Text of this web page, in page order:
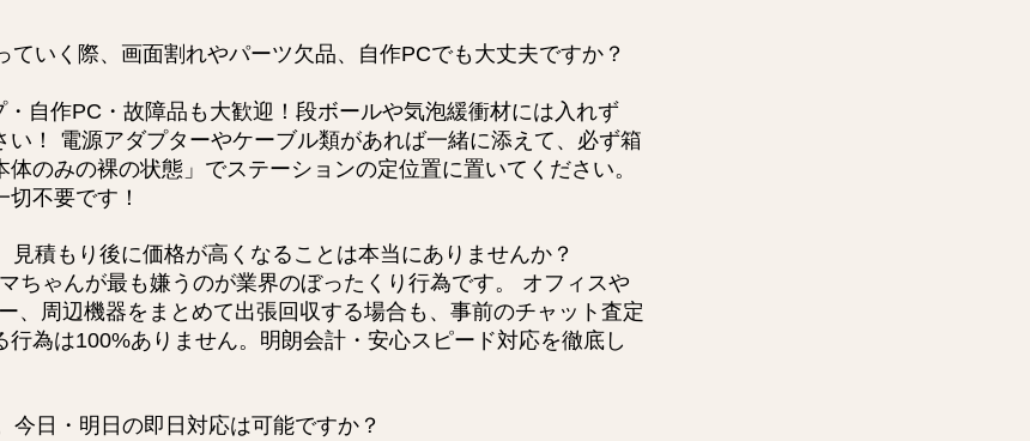
ていく際、画面割れやパーツ欠品、自作PCでも大丈夫ですか？
・自作PC・故障品も大歓迎！段ボールや気泡緩衝材には入れず
い！ 電源アダプターやケーブル類があれば一緒に添えて、必ず箱
のみの裸の状態」でステーションの定位置に置いてください。
不要です！
見積もり後に価格が高くなることは本当にありませんか？
ちゃんが最も嫌うのが業界のぼったくり行為です。 オフィスや
、周辺機器をまとめて出張回収する場合も、事前のチャット査定
為は100%ありません。明朗会計・安心スピード対応を徹底し
今日・明日の即日対応は可能ですか？